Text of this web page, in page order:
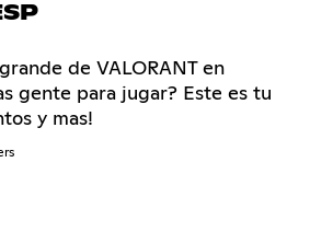
de VALORANT en
gente para jugar? Este es tu
y mas!